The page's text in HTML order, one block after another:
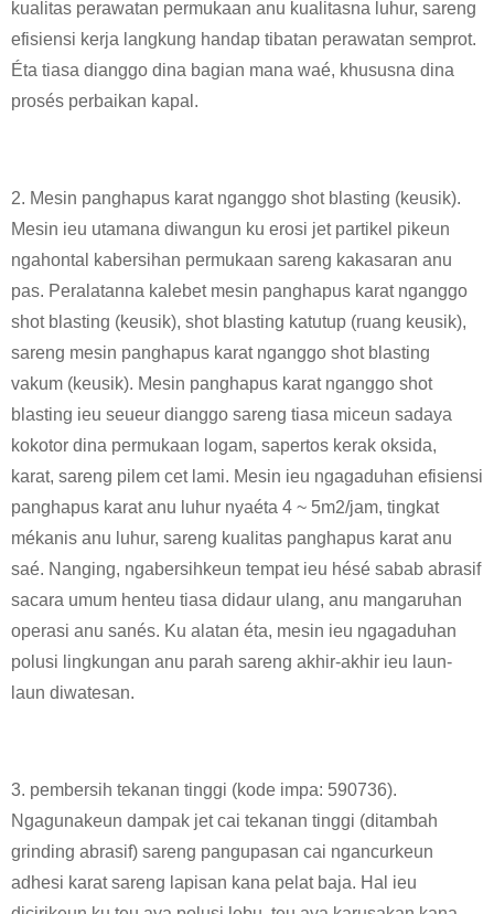
kualitas perawatan permukaan anu kualitasna luhur, sareng
efisiensi kerja langkung handap tibatan perawatan semprot.
Éta tiasa dianggo dina bagian mana waé, khususna dina
prosés perbaikan kapal.
2. Mesin panghapus karat nganggo shot blasting (keusik).
Mesin ieu utamana diwangun ku erosi jet partikel pikeun
ngahontal kabersihan permukaan sareng kakasaran anu
pas. Peralatanna kalebet mesin panghapus karat nganggo
shot blasting (keusik), shot blasting katutup (ruang keusik),
sareng mesin panghapus karat nganggo shot blasting
vakum (keusik). Mesin panghapus karat nganggo shot
blasting ieu seueur dianggo sareng tiasa miceun sadaya
kokotor dina permukaan logam, sapertos kerak oksida,
karat, sareng pilem cet lami. Mesin ieu ngagaduhan efisiensi
panghapus karat anu luhur nyaéta 4 ~ 5m2/jam, tingkat
mékanis anu luhur, sareng kualitas panghapus karat anu
saé. Nanging, ngabersihkeun tempat ieu hésé sabab abrasif
sacara umum henteu tiasa didaur ulang, anu mangaruhan
operasi anu sanés. Ku alatan éta, mesin ieu ngagaduhan
polusi lingkungan anu parah sareng akhir-akhir ieu laun-
laun diwatesan.
3. pembersih tekanan tinggi (kode impa: 590736).
Ngagunakeun dampak jet cai tekanan tinggi (ditambah
grinding abrasif) sareng pangupasan cai ngancurkeun
adhesi karat sareng lapisan kana pelat baja. Hal ieu